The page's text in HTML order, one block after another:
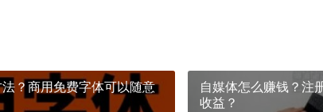
？商用免费字体可以随意
自媒体怎么赚钱？注
收益？